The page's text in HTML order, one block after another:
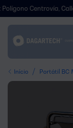
Centrovía, Calle La
Início / Portátil BC